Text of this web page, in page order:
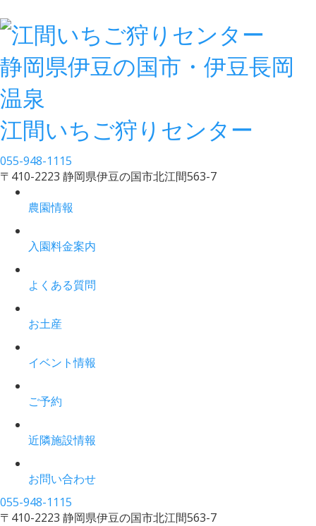
静岡県伊豆の国市・伊豆長岡
温泉
江間いちご狩りセンター
055-948-1115
〒410-2223 静岡県伊豆の国市北江間563-7
農園情報
入園料金案内
よくある質問
お土産
イベント情報
ご予約
近隣施設情報
お問い合わせ
055-948-1115
〒410-2223 静岡県伊豆の国市北江間563-7